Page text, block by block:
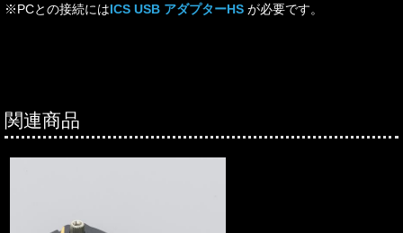
※PCとの接続にはICS USB アダプターHS が必要です。
関連商品